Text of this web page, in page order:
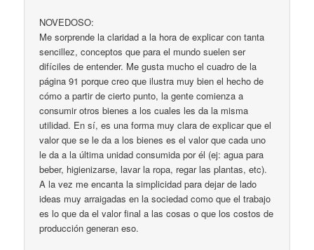
NOVEDOSO:
Me sorprende la claridad a la hora de explicar con tanta
sencillez, conceptos que para el mundo suelen ser
difíciles de entender. Me gusta mucho el cuadro de la
página 91 porque creo que ilustra muy bien el hecho de
cómo a partir de cierto punto, la gente comienza a
consumir otros bienes a los cuales les da la misma
utilidad. En sí, es una forma muy clara de explicar que el
valor que se le da a los bienes es el valor que cada uno
le da a la última unidad consumida por él (ej: agua para
beber, higienizarse, lavar la ropa, regar las plantas, etc).
A la vez me encanta la simplicidad para dejar de lado
ideas muy arraigadas en la sociedad como que el trabajo
es lo que da el valor final a las cosas o que los costos de
producción generan eso.